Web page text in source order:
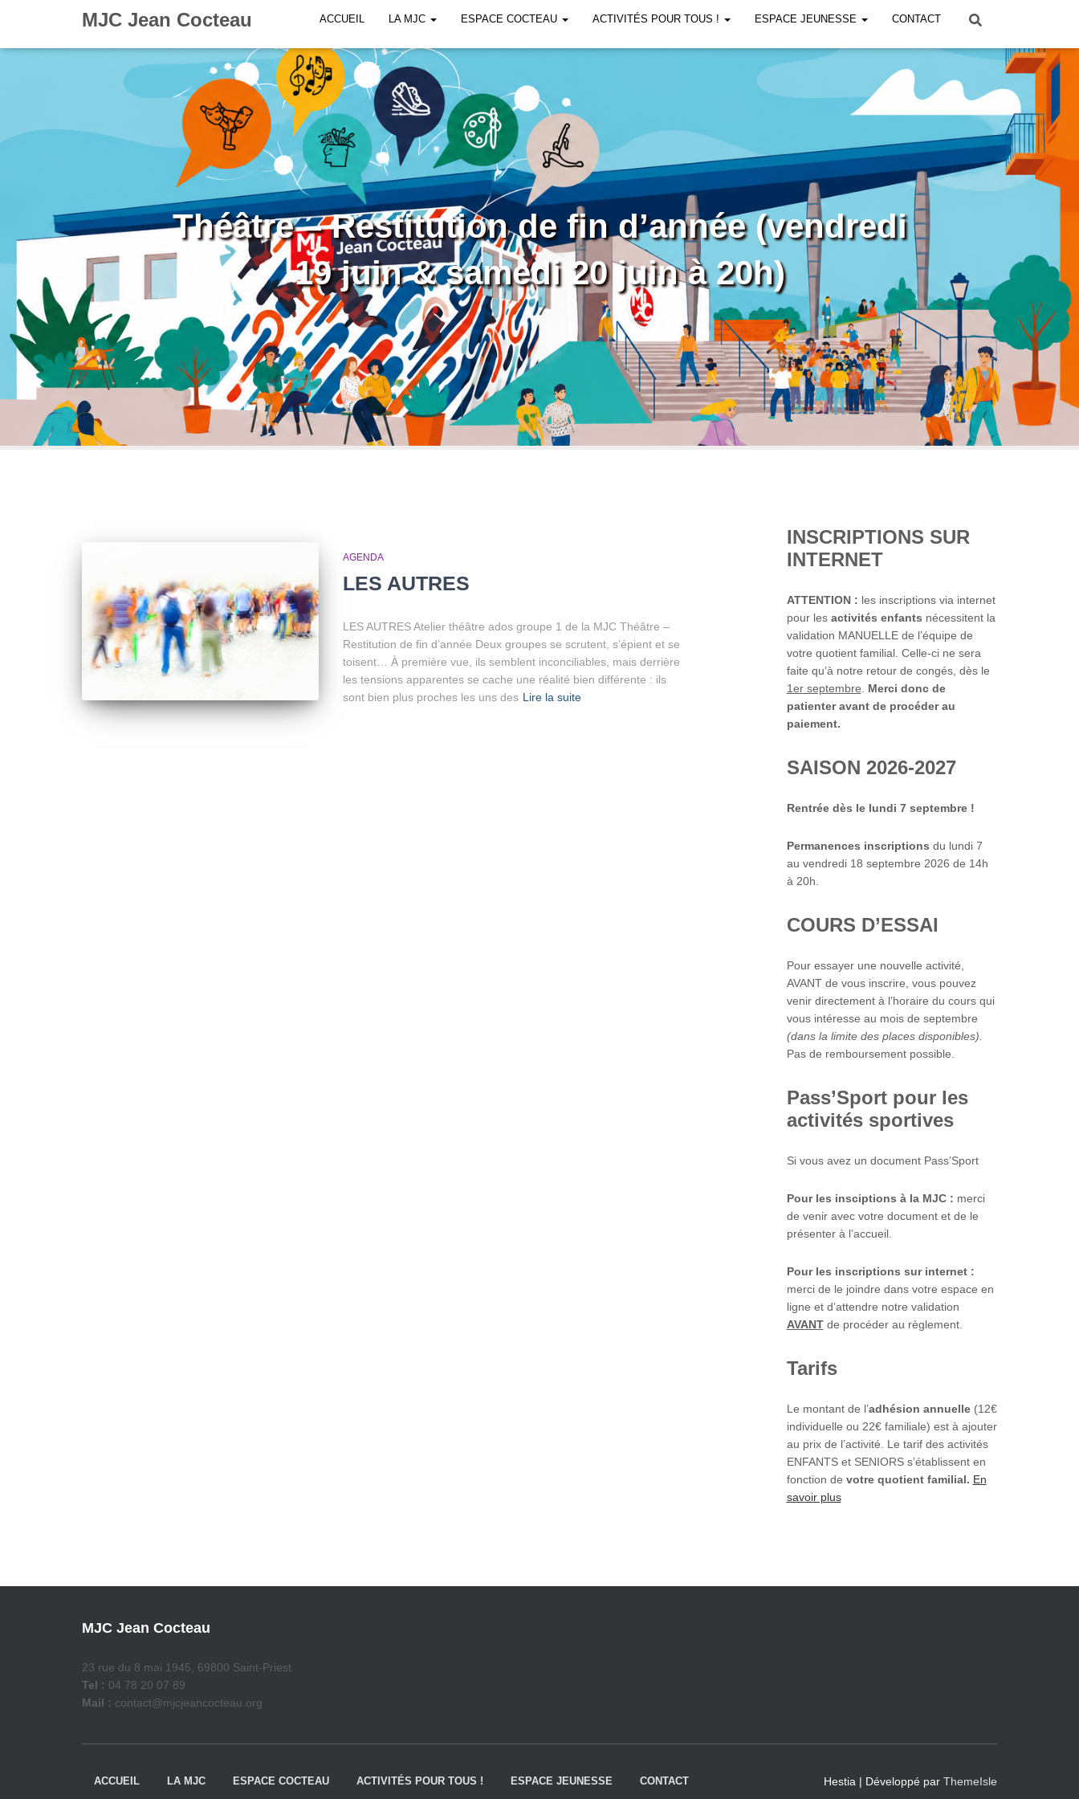
MJC Jean Cocteau ACCUEIL LA MJC ESPACE COCTEAU ACTIVITÉS POUR TOUS ! ESPACE JEUNESSE CONTACT
Théâtre – Restitution de fin d’année (vendredi
19 juin & samedi 20 juin à 20h)
AGENDA
LES AUTRES
LES AUTRES Atelier théâtre ados groupe 1 de la MJC Théâtre –
Restitution de fin d’année Deux groupes se scrutent, s’épient et se
toisent… À première vue, ils semblent inconciliables, mais derrière
les tensions apparentes se cache une réalité bien différente : ils
sont bien plus proches les uns des Lire la suite
INSCRIPTIONS SUR
INTERNET
ATTENTION : les inscriptions via internet
pour les activités enfants nécessitent la
validation MANUELLE de l’équipe de
votre quotient familial. Celle-ci ne sera
faite qu’à notre retour de congés, dès le
1er septembre
Merci donc de
patienter avant de procéder au
paiement.
SAISON 2026-2027
Rentrée dès le lundi 7 septembre !
Permanences inscriptions du lundi 7
au vendredi 18 septembre 2026 de 14h
à 20h.
COURS D’ESSAI
Pour essayer une nouvelle activité,
AVANT de vous inscrire, vous pouvez
venir directement à l’horaire du cours qui
vous intéresse au mois de septembre
(dans la limite des places disponibles).
Pas de remboursement possible.
Pass’Sport pour les
activités sportives
Si vous avez un document Pass’Sport
Pour les insciptions à la MJC : merci
de venir avec votre document et de le
présenter à l’accueil.
Pour les inscriptions sur internet :
merci de le joindre dans votre espace en
ligne et d’attendre notre validation
AVANT de procéder au règlement.
Tarifs
Le montant de l’adhésion annuelle(12€
individuelle ou 22€ familiale) est à ajouter
au prix de l’activité. Le tarif des activités
ENFANTS et SENIORS s’établissent en
fonction de votre quotient familial. En
savoir plus
MJC Jean Cocteau
23 rue du 8 mai 1945, 69800 Saint-Priest
Tel : 04 78 20 07 89
Mail : contact@mjcjeancocteau.org
ACCUEIL LA MJC ESPACE COCTEAU ACTIVITÉS POUR TOUS ! ESPACE JEUNESSE CONTACT Hestia | Développé par ThemeIsle